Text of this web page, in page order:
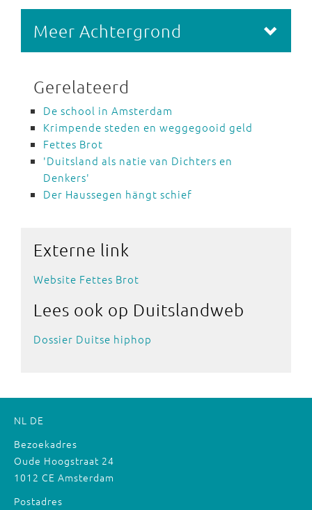
Meer Achtergrond
Gerelateerd
De school in Amsterdam
Krimpende steden en weggegooid geld
Fettes Brot
'Duitsland als natie van Dichters en
Denkers'
Der Haussegen hängt schief
Externe link
Website Fettes Brot
Lees ook op Duitslandweb
Dossier Duitse hiphop
NL DE
Bezoekadres
Oude Hoogstraat 24
1012 CE Amsterdam
Postadres